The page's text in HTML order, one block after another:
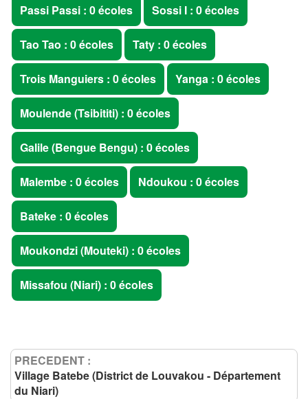
Passi Passi : 0 écoles Sossi I : 0 écoles
Tao Tao : 0 écoles Taty : 0 écoles
Trois Manguiers : 0 écoles Yanga : 0 écoles
Moulende (Tsibititi) : 0 écoles
Galile (Bengue Bengu) : 0 écoles
Malembe : 0 écoles Ndoukou : 0 écoles
Bateke : 0 écoles
Moukondzi (Mouteki) : 0 écoles
Missafou (Niari) : 0 écoles
PRECEDENT :
Village Batebe (District de Louvakou - Département
du Niari)